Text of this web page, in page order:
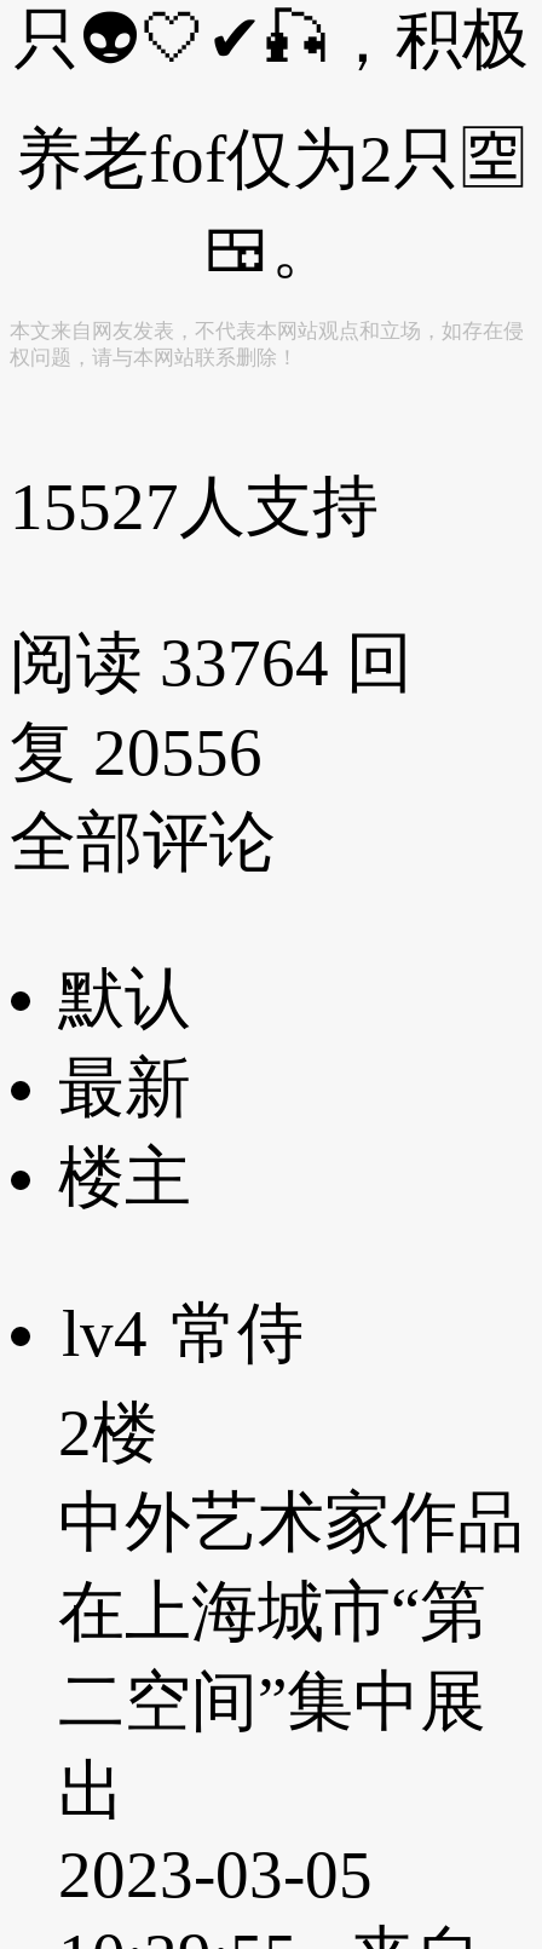
只👽🤍✔🎣，积极
养老fof仅为2只🈳
🍱。
本文来自网友发表，不代表本网站观点和立场，如存在侵
权问题，请与本网站联系删除！
15527人支持
阅读 33764 回
复 20556
全部评论
默认
最新
楼主
lv4 常侍
2楼
中外艺术家作品
在上海城市“第
二空间”集中展
出
2023-03-05